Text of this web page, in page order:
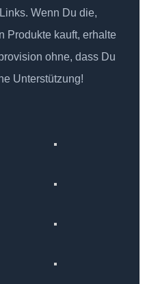
Wenn Du die,
Produkte kauft, erhalte
ohne, dass Du
Unterstützung!